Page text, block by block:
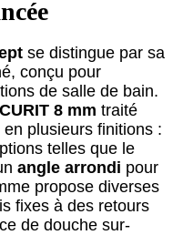
se distingue par sa
conçu pour
de salle de bain.
8 mm traité
plusieurs finitions :
telles que le
angle arrondi pour
propose diverses
fixes à des retours
de douche sur-